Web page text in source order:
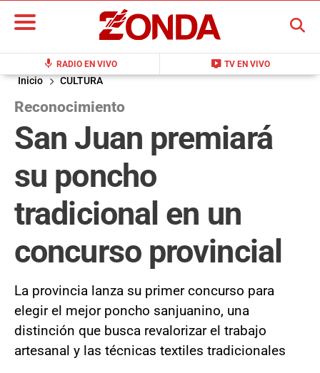
mic RADIO EN VIVO live_tv TV EN VIVO
BUSCAR
Inicio CULTURA
Reconocimiento
San Juan premiará
su poncho
tradicional en un
concurso provincial
La provincia lanza su primer concurso para
elegir el mejor poncho sanjuanino, una
distinción que busca revalorizar el trabajo
artesanal y las técnicas textiles tradicionales